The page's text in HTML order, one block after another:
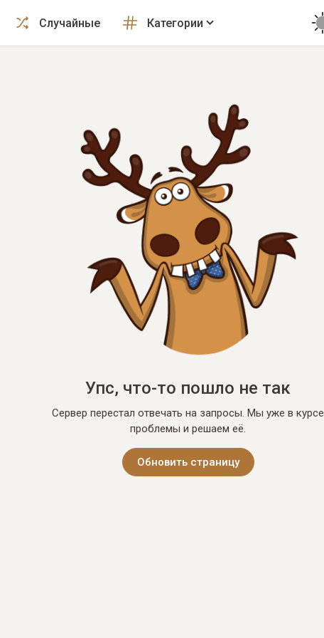
Случайные Категории
Упс, что-то пошло не так
Сервер перестал отвечать на запросы. Мы уже в курсе
проблемы и решаем её.
Обновить страницу